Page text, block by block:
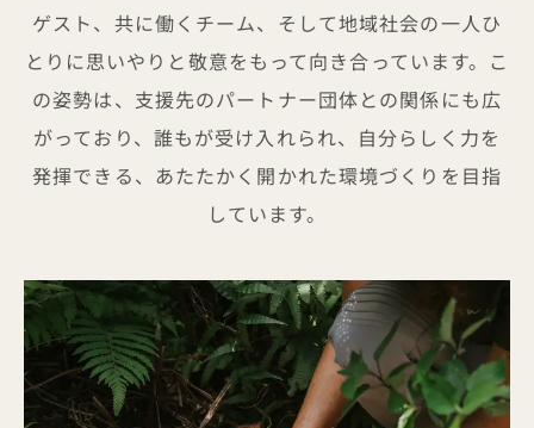
ゲスト、共に働くチーム、そして地域社会の一人ひ
とりに思いやりと敬意をもって向き合っています。こ
の姿勢は、支援先のパートナー団体との関係にも広
がっており、誰もが受け入れられ、自分らしく力を
発揮できる、あたたかく開かれた環境づくりを目指
しています。